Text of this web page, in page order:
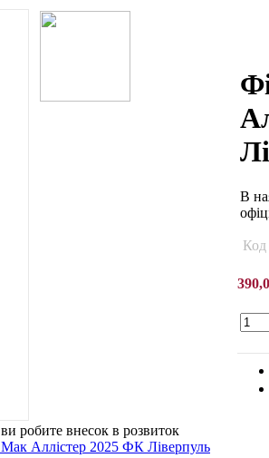
ви робите внесок в розвиток
В
Код
390,